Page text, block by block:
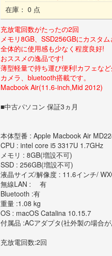
在庫： 0 点
充放電回数がたったの2回
メモリ8GB、SSD256GBにカスタム
全体的に使用感も少なく程度良好!
おススメの逸品です!
薄型軽量で持ち運び便利!カフェな
カメラ、bluetooth搭載です。
Macbook Air(11.6-inch,Mid 2012)
■中古パソコン 保証3ヵ月
本体型番 : Apple Macbook Air
CPU : intel core i5 3317U 1.7GHz
メモリ : 8GB(増設不可)
SSD : 256GB(増設不可)
液晶サイズ/解像度 : 11.6インチ/
無線LAN : 有
Bluetooth :有
重量 :1.08 kg
OS : macOS Catalina 10.15.7
付属品 :ACアダプタ(社外製の場合
充放電回数:2回